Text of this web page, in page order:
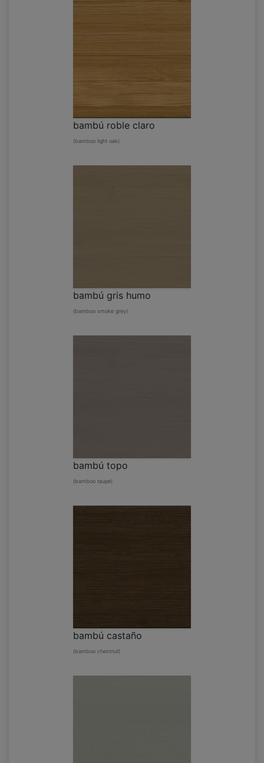
bambú roble claro
(bamboo light oak)
bambú gris humo
(bamboo smoke grey)
bambú topo
(bamboo taupe)
bambú castaño
(bamboo chestnut)